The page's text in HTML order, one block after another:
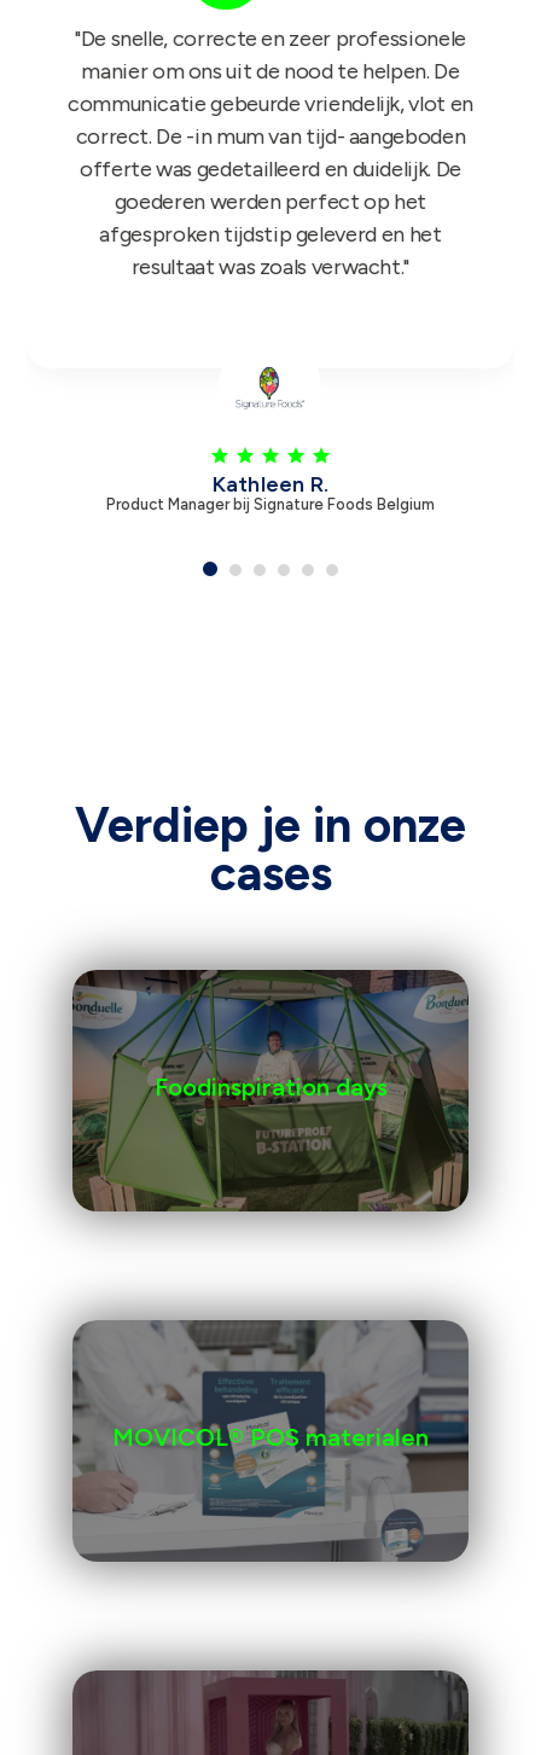
Product Manager bij Zambon
"Het GIFT FOR KIDS project is een succes in
de roos! Onze reps zijn er nu sinds maandag
mee aan de slag en niets dan lovende
feedback dus nogmaals bedankt!"
Verdiep je in onze
cases
Foodinspiration days
MOVICOL® POS materialen